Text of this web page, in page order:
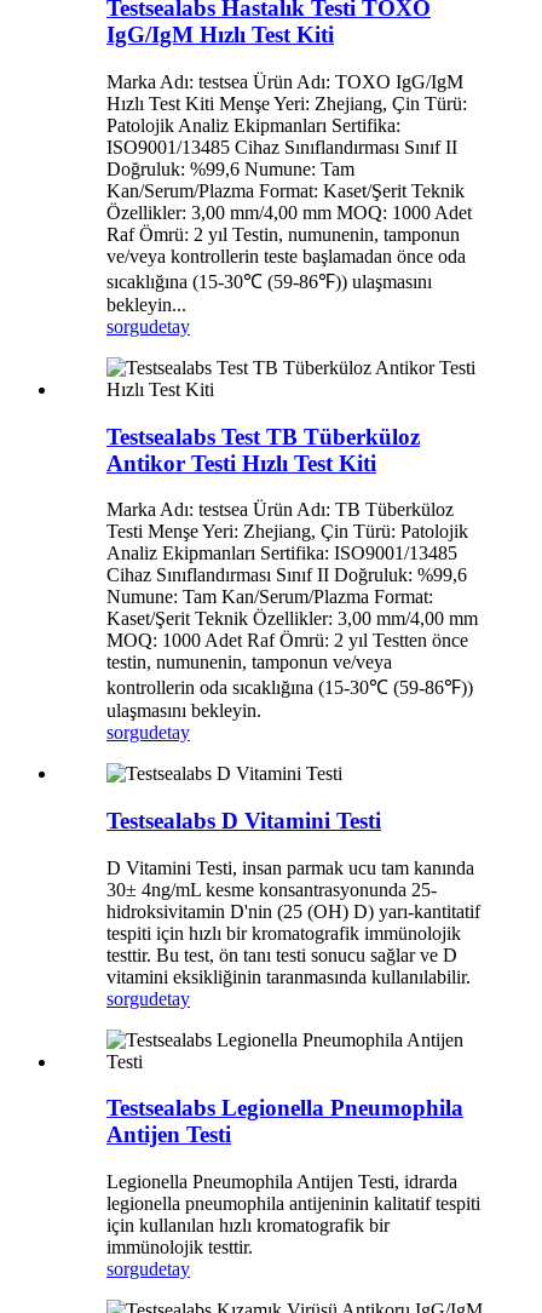
Testsealabs Hastalık Testi TOXO
IgG/IgM Hızlı Test Kiti
Marka Adı: testsea Ürün Adı: TOXO IgG/IgM
Hızlı Test Kiti Menşe Yeri: Zhejiang, Çin Türü:
Patolojik Analiz Ekipmanları Sertifika:
ISO9001/13485 Cihaz Sınıflandırması Sınıf II
Doğruluk: %99,6 Numune: Tam
Kan/Serum/Plazma Format: Kaset/Şerit Teknik
Özellikler: 3,00 mm/4,00 mm MOQ: 1000 Adet
Raf Ömrü: 2 yıl Testin, numunenin, tamponun
ve/veya kontrollerin teste başlamadan önce oda
sıcaklığına (15-30℃ (59-86℉)) ulaşmasını
bekleyin...
sorgudetay
Testsealabs Test TB Tüberküloz
Antikor Testi Hızlı Test Kiti
Marka Adı: testsea Ürün Adı: TB Tüberküloz
Testi Menşe Yeri: Zhejiang, Çin Türü: Patolojik
Analiz Ekipmanları Sertifika: ISO9001/13485
Cihaz Sınıflandırması Sınıf II Doğruluk: %99,6
Numune: Tam Kan/Serum/Plazma Format:
Kaset/Şerit Teknik Özellikler: 3,00 mm/4,00 mm
MOQ: 1000 Adet Raf Ömrü: 2 yıl Testten önce
testin, numunenin, tamponun ve/veya
kontrollerin oda sıcaklığına (15-30℃ (59-86℉))
ulaşmasını bekleyin.
sorgudetay
Testsealabs D Vitamini Testi
D Vitamini Testi, insan parmak ucu tam kanında
30± 4ng/mL kesme konsantrasyonunda 25-
hidroksivitamin D'nin (25 (OH) D) yarı-kantitatif
tespiti için hızlı bir kromatografik immünolojik
testtir. Bu test, ön tanı testi sonucu sağlar ve D
vitamini eksikliğinin taranmasında kullanılabilir.
sorgudetay
Testsealabs Legionella Pneumophila
Antijen Testi
Legionella Pneumophila Antijen Testi, idrarda
legionella pneumophila antijeninin kalitatif tespiti
için kullanılan hızlı kromatografik bir
immünolojik testtir.
sorgudetay